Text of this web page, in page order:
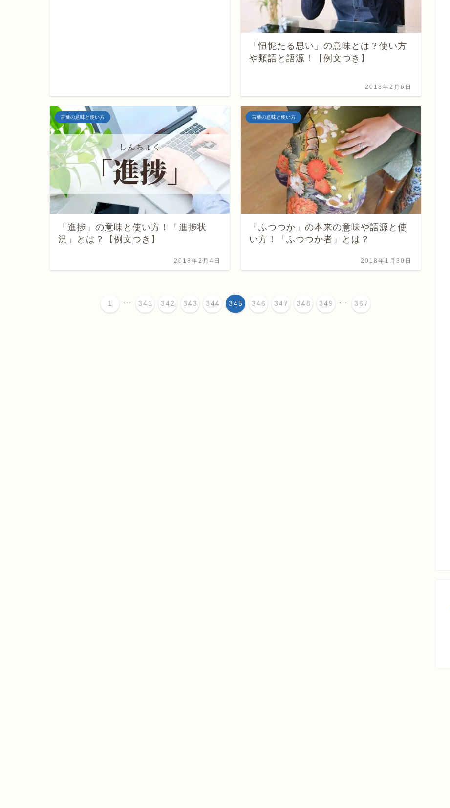
「忸怩たる思い」の意味とは？使い方
や類語と語源！【例文つき】
2018年2月6日
言葉の意味と使い方
「進捗」の意味と使い方！「進捗状
況」とは？【例文つき】
2018年2月4日
言葉の意味と使い方
「ふつつか」の本来の意味や語源と使
い方！「ふつつか者」とは？
2018年1月30日
1 ... 341 342 343 344 345 346 347 348 349 ... 367